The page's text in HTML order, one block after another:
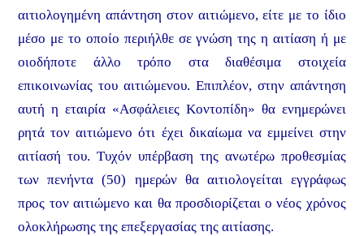
αιτιολογημένη απάντηση στον αιτιώμενο, είτε με το ίδιο
μέσο με το οποίο περιήλθε σε γνώση της η αιτίαση ή με
οιοδήποτε άλλο τρόπο στα διαθέσιμα στοιχεία
επικοινωνίας του αιτιώμενου. Επιπλέον, στην απάντηση
αυτή η εταιρία «Ασφάλειες Κοντοπίδη» θα ενημερώνει
ρητά τον αιτιώμενο ότι έχει δικαίωμα να εμμείνει στην
αιτίασή του. Τυχόν υπέρβαση της ανωτέρω προθεσμίας
των πενήντα (50) ημερών θα αιτιολογείται εγγράφως
προς τον αιτιώμενο και θα προσδιορίζεται ο νέος χρόνος
ολοκλήρωσης της επεξεργασίας της αιτίασης.